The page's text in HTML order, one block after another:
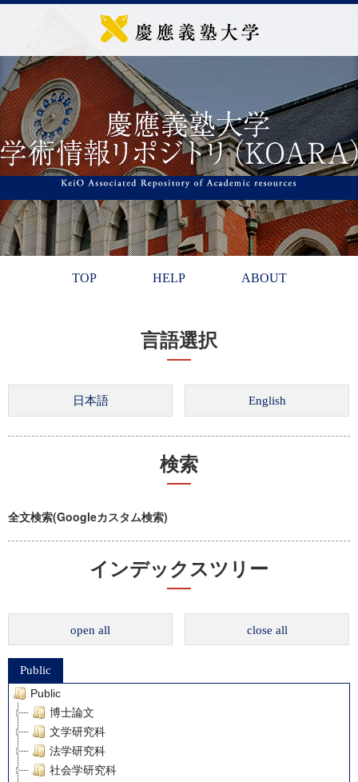
TOP HELP ABOUT
言語選択
検索
全文検索(Googleカスタム検索)
インデックスツリー
open all close all
Public
Public
博士論文
文学研究科
法学研究科
社会学研究科